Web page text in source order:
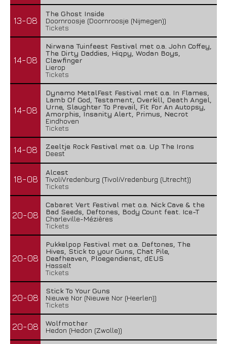
13-08
The Ghost Inside
Doornroosje (Doornroosje (Nijmegen))
Tickets
14-08
Nirwana Tuinfeest Festival met o.a. John Coffey,
The Dirty Daddies, Hiqpy, Wodan Boys,
Clawfinger
Lierop
Tickets
14-08
Dynamo MetalFest Festival met o.a. In Flames,
Lamb Of God, Testament, Overkill, Death Angel,
Urne, Slaughter To Prevail, Fit For An Autopsy,
Amorphis, Insanity Alert, Primus, Necrot
Eindhoven
Tickets
14-08
Zeeltje Rock Festival met o.a. Up The Irons
Deest
18-08
Alcest
TivoliVredenburg (TivoliVredenburg (Utrecht))
Tickets
20-08
Cabaret Vert Festival met o.a. Nick Cave & the
Bad Seeds, Deftones, Body Count feat. Ice-T
Charleville-Mézières
Tickets
20-08
Pukkelpop Festival met o.a. Deftones, The
Hives, Stick to your Guns, Chat Pile,
Deafheaven, Ploegendienst, dEUS
Hasselt
Tickets
20-08
Stick To Your Guns
Nieuwe Nor (Nieuwe Nor (Heerlen))
Tickets
20-08
Wolfmother
Hedon (Hedon (Zwolle))